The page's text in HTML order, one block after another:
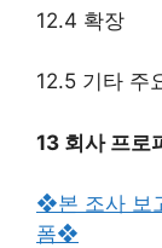
12.4 확장
12.5 기타 주
13 회사 프로
❖본 조사 보
폼❖